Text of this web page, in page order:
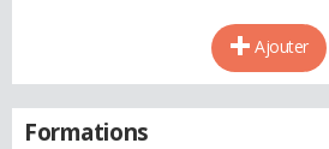
Ajouter
Formations